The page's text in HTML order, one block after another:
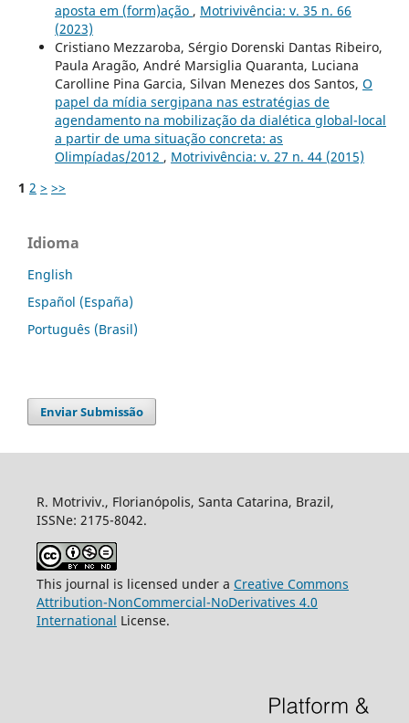
aposta em (form)ação , Motrivivência: v. 35 n. 66
(2023)
Cristiano Mezzaroba, Sérgio Dorenski Dantas Ribeiro,
Paula Aragão, André Marsiglia Quaranta, Luciana
Carolline Pina Garcia, Silvan Menezes dos Santos, O
papel da mídia sergipana nas estratégias de
agendamento na mobilização da dialética global-local
a partir de uma situação concreta: as
Olimpíadas/2012 , Motrivivência: v. 27 n. 44 (2015)
1 2 > >>
Idioma
English
Español (España)
Português (Brasil)
Enviar Submissão
R. Motriviv., Florianópolis, Santa Catarina, Brazil,
ISSNe: 2175-8042.
This journal is licensed under a Creative Commons
Attribution-NonCommercial-NoDerivatives 4.0
International License.